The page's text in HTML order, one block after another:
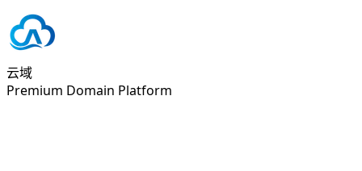
云域
Premium Domain Platform